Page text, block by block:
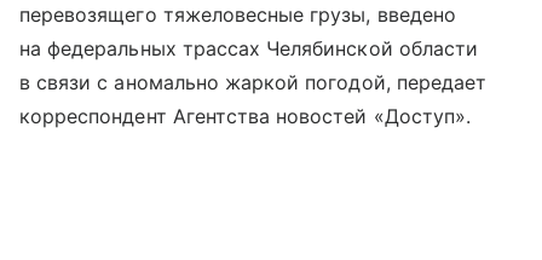
перевозящего тяжеловесные грузы, введено
на федеральных трассах Челябинской области
в связи с аномально жаркой погодой, передает
корреспондент Агентства новостей «Доступ».